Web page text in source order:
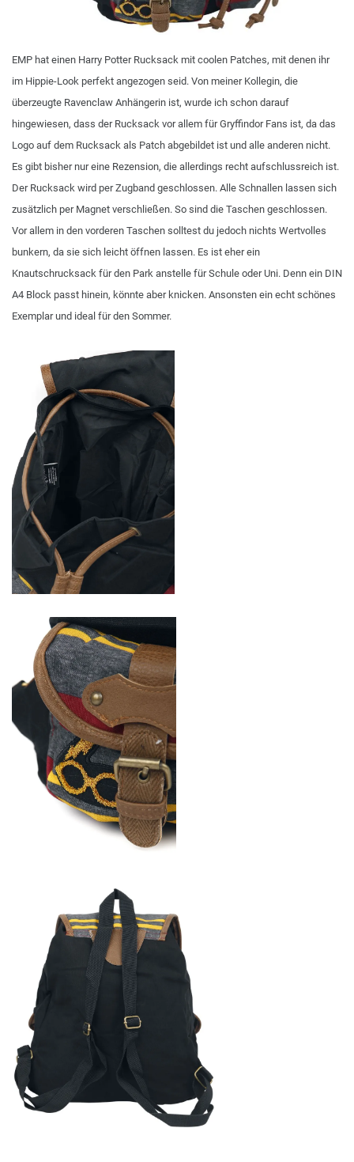
EMP hat einen Harry Potter Rucksack mit coolen Patches, mit denen ihr
im Hippie-Look perfekt angezogen seid. Von meiner Kollegin, die
überzeugte Ravenclaw Anhängerin ist, wurde ich schon darauf
hingewiesen, dass der Rucksack vor allem für Gryffindor Fans ist, da das
Logo auf dem Rucksack als Patch abgebildet ist und alle anderen nicht.
Es gibt bisher nur eine Rezension, die allerdings recht aufschlussreich ist.
Der Rucksack wird per Zugband geschlossen. Alle Schnallen lassen sich
zusätzlich per Magnet verschließen. So sind die Taschen geschlossen.
Vor allem in den vorderen Taschen solltest du jedoch nichts Wertvolles
bunkern, da sie sich leicht öffnen lassen. Es ist eher ein
Knautschrucksack für den Park anstelle für Schule oder Uni. Denn ein DIN
A4 Block passt hinein, könnte aber knicken. Ansonsten ein echt schönes
Exemplar und ideal für den Sommer.